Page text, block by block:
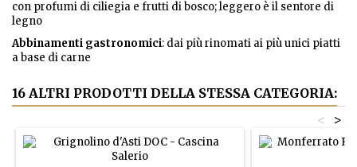
con profumi di ciliegia e frutti di bosco; leggero è il sentore di
legno
Abbinamenti gastronomici: dai più rinomati ai più unici piatti
a base di carne
16 ALTRI PRODOTTI DELLA STESSA CATEGORIA:
>
<